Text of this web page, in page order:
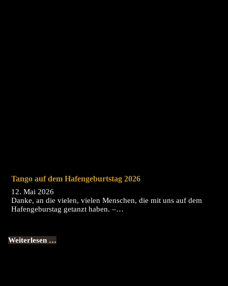
Tango auf dem Hafengeburtstag 2026
12. Mai 2026
Danke, an die vielen, vielen Menschen, die mit uns auf dem
Hafengeburstag getanzt haben. –…
Weiterlesen …